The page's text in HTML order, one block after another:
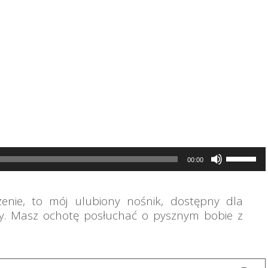
00:00
strzałek
oraz
do
lub
to mój ulubiony nośnik, dostępny dla
Masz ochotę posłuchać o pysznym bobie z